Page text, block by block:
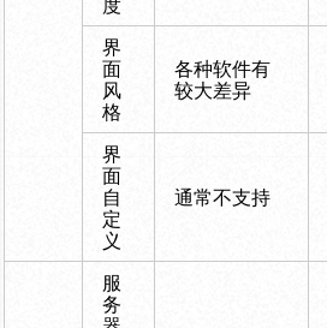
度
界
面
风
格
各种软件有
较大差异
界
面
自
定
义
通常不支持
服
务